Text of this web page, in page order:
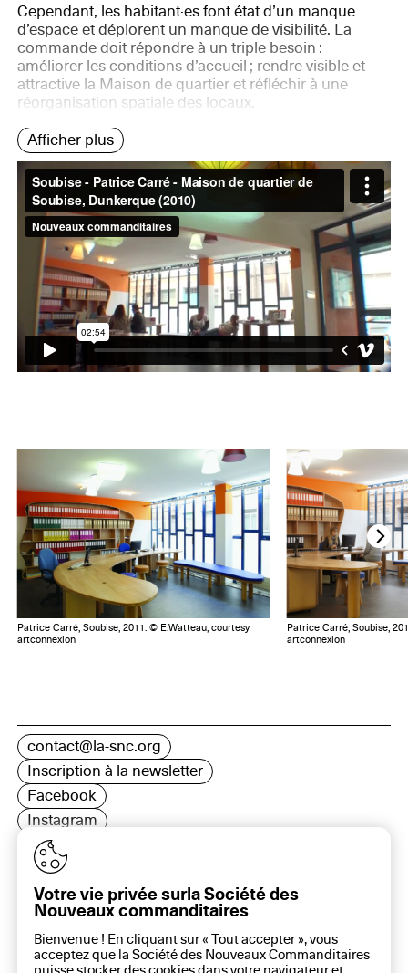
Cependant, les habitant·es font état d’un manque
d’espace et déplorent un manque de visibilité. La
commande doit répondre à un triple besoin :
améliorer les conditions d’accueil ; rendre visible et
attractive la Maison de quartier et réfléchir à une
réorganisation spatiale des locaux.
Afficher plus
Patrice Carré, Soubise, 2011. © E.Watteau, courtesy
artconnexion
Patrice Carré, Soubise,
artconnexion
contact@la-snc.org
Inscription à la newsletter
Facebook
Instagram
LinkedIn
16 rue Rambuteau, 75003 Paris
Plan du site
Votre vie privée surla Société des
Nouveaux commanditaires
Bienvenue ! En cliquant sur « Tout accepter », vous
acceptez que la Société des Nouveaux Commanditaires